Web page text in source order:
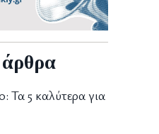
Τα 5 καλύτερα για